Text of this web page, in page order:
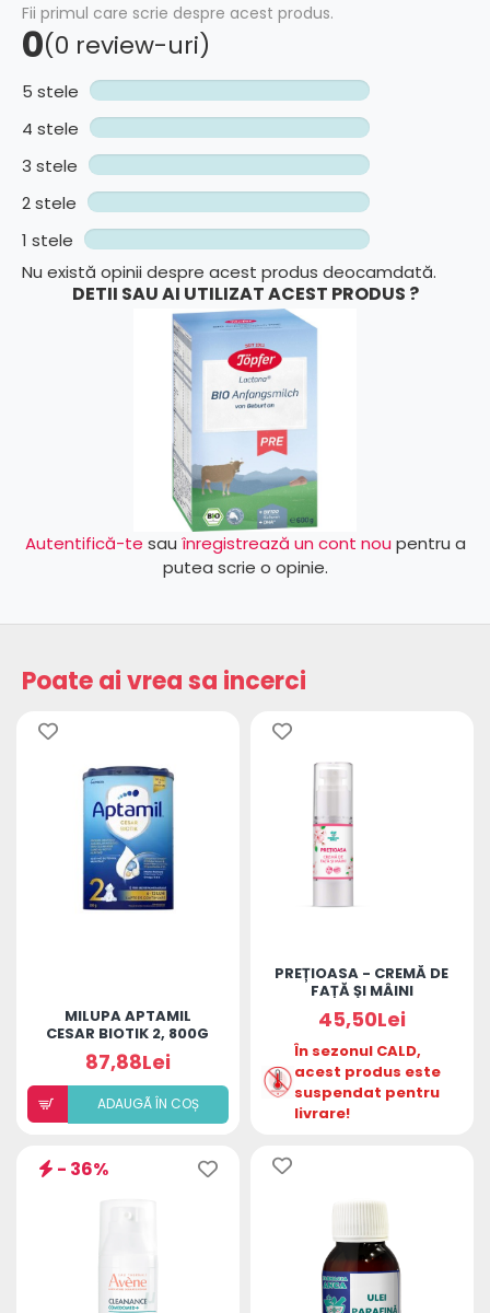
Fii primul care scrie despre acest produs.
0(0 review-uri)
5 stele
4 stele
3 stele
2 stele
1 stele
Nu există opinii despre acest produs deocamdată.
DETII SAU AI UTILIZAT ACEST PRODUS ?
Autentifică-te sau înregistrează un cont nou pentru a
putea scrie o opinie.
Poate ai vrea sa incerci
MILUPA APTAMIL
CESAR BIOTIK 2, 800G
87,88Lei
ADAUGÃ ÎN COȘ
PREȚIOASA - CREMĂ DE
FAȚĂ ȘI MÂINI
45,50Lei
În sezonul CALD,
acest produs este
suspendat pentru
livrare!
- 36%